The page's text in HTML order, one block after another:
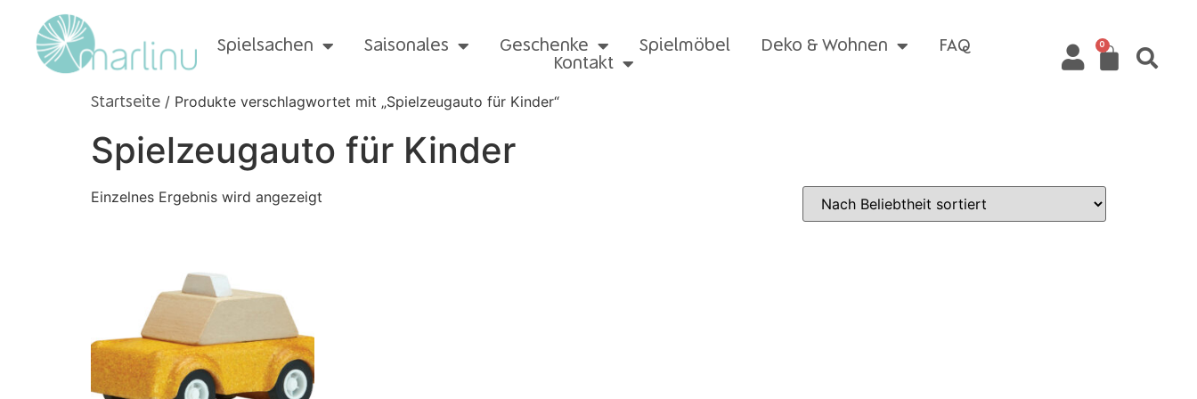
Spielsachen Saisonales Geschenke Spielmöbel Deko & Wohnen
FAQ
Kontakt
0
Startseite / Produkte verschlagwortet mit „Spielzeugauto für Kinder“
Spielzeugauto für Kinder
Einzelnes Ergebnis wird angezeigt